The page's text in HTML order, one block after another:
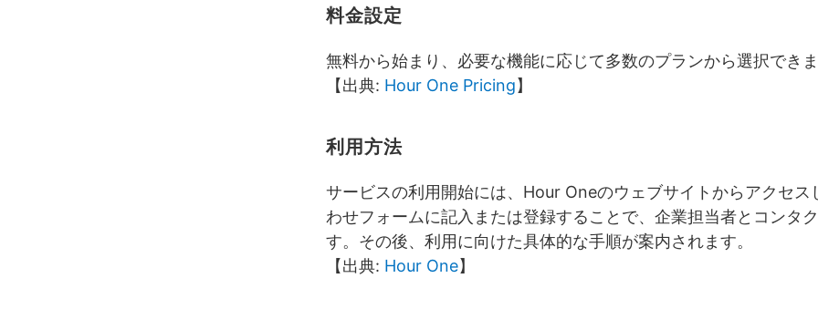
料金設定
無料から始まり、必要な機能に応じて多数のプランから選択できま
【出典: Hour One Pricing】
利用方法
サービスの利用開始には、Hour Oneのウェブサイトからアクセス
わせフォームに記入または登録することで、企業担当者とコンタ
す。その後、利用に向けた具体的な手順が案内されます。
【出典: Hour One】